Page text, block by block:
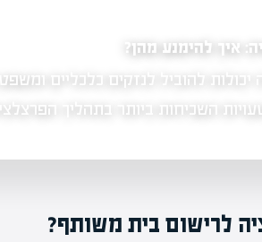
איך להימנע מהן?
יכולות להוביל לנזקים כלכליים
השכיחות ביותר בתהליך
לרישום בית משותף?